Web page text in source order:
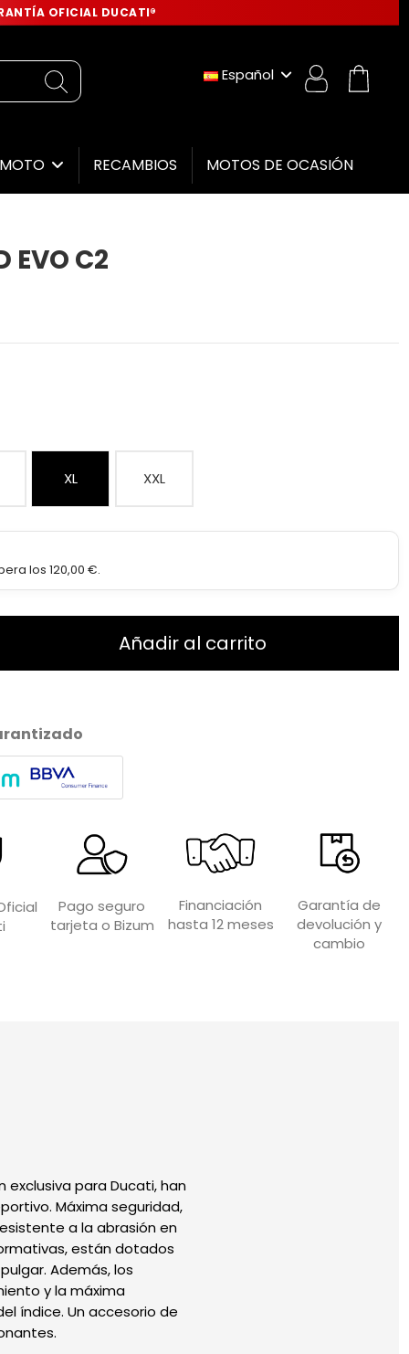
OFICIAL DUCATI®
Español
RECAMBIOS MOTOS DE OCASIÓN
EVO C2
XL XXL
los 120,00 €.
Añadir al carrito
Pago seguro
tarjeta o Bizum
Financiación
hasta 12 meses
Garantía de
devolución y
cambio
exclusiva para Ducati, han
Máxima seguridad,
a la abrasión en
están dotados
Además, los
y la máxima
índice. Un accesorio de